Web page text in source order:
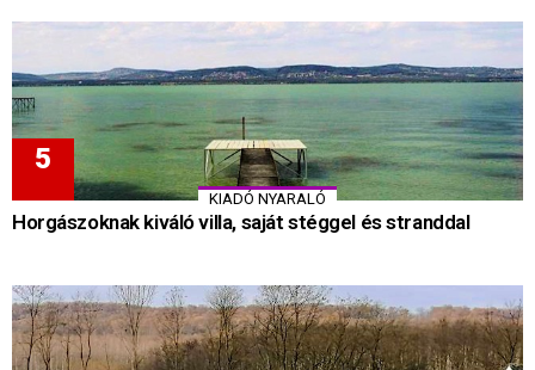
KIADÓ NYARALÓ
Horgászoknak kiváló villa, saját stéggel és stranddal